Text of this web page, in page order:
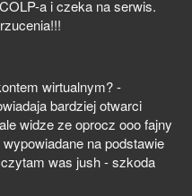
a i czeka na serwis.
wirtualnym? -
bardziej otwarci
widze ze oprocz ooo fajny
na podstawie
was jush - szkoda